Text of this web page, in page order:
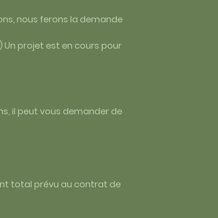
nous ferons la demande
projet est en cours pour
il peut vous demander de
total prévu au contrat de